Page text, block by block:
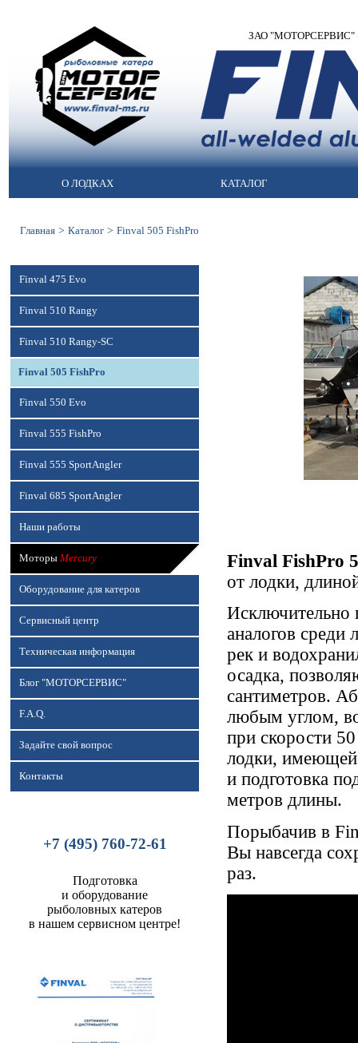
ЗАО "МОТОРСЕРВИС" |
О ЛОДКАХ КАТАЛОГ
Главная > Каталог > Finval 505 FishPro
Finval 475 Evo
Finval 510 Rangy
Finval 510 Rangy-SC
Finval 505 FishPro
Finval 550 Evo
Finval 555 FishPro
Finval 555 SportAngler
Finval 685 SportAngler
Наши работы
Моторы Mercury
Оборудование для катеров
Сервисный центр
Техническая информация
Блог "МОТОРСЕРВИС"
F.A.Q.
Задайте свой вопрос
Контакты
+7 (495) 760-72-61
Подготовка
и оборудование
рыболовных катеров
в нашем сервисном центре!
Finval FishPro
от лодки,
аналогов среди
рек и
осадка,
сантиметров.
любым углом,
при скорости
лодки, имеющей
и подготовка
метров длины.
Порыбачив в
Вы навсегда
раз.